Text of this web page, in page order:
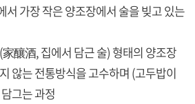
서 가장 작은 양조장에서 술을 빚고 있는
釀酒, 집에서 담근 술) 형태의 양조장
않는 전통방식을 고수하며 (고두밥이
그는 과정